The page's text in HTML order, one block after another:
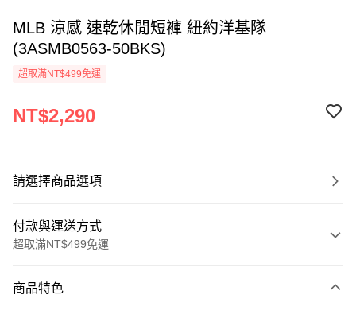
MLB 涼感 速乾休閒短褲 紐約洋基隊
(3ASMB0563-50BKS)
超取滿NT$499免運
NT$2,290
請選擇商品選項
付款與運送方式
超取滿NT$499免運
信用卡一次付款
商品特色